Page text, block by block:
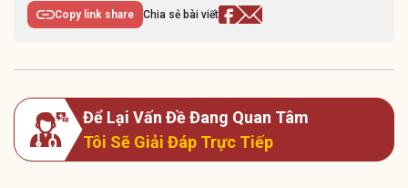
Copy link share Chia sẻ bài viết
Để Lại Vấn Đề Đang Quan Tâm
Tôi Sẽ Giải Đáp Trực Tiếp